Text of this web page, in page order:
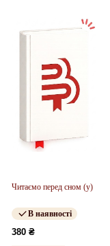
Читаємо перед сном (у)
В наявності
380 ₴